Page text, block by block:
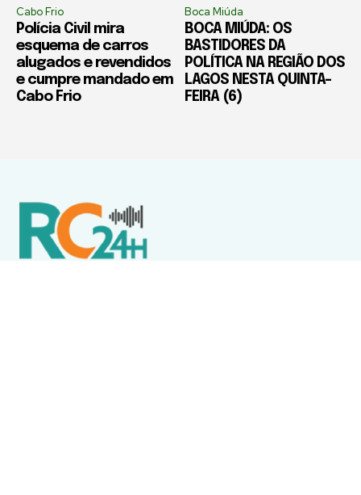
Cabo Frio
Polícia Civil mira
esquema de carros
alugados e revendidos
e cumpre mandado em
Cabo Frio
Boca Miúda
BOCA MIÚDA: OS
BASTIDORES DA
POLÍTICA NA REGIÃO DOS
LAGOS NESTA QUINTA-
FEIRA (6)